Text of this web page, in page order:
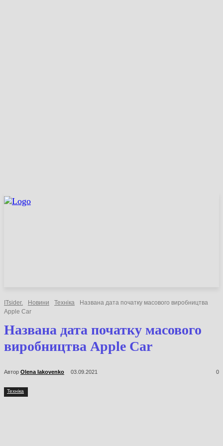
ITsider. Новини Техніка
Названа дата початку масового виробництва
Apple Car
Названа дата початку масового
виробництва Apple Car
Автор Olena Iakovenko 03.09.2021 0
Техніка